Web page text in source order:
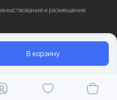
В корзину
и размещение